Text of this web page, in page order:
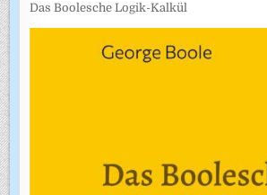
Das Boolesche Logik-Kalkül